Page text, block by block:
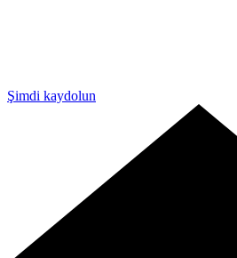
Şimdi kaydolun